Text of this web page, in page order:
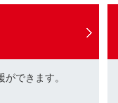
できます。